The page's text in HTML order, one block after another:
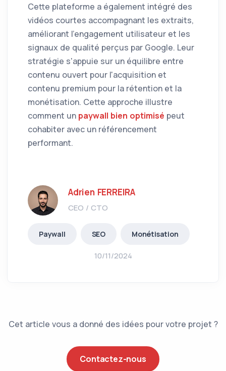
Cette plateforme a également intégré des
vidéos courtes accompagnant les extraits,
améliorant l'engagement utilisateur et les
signaux de qualité perçus par Google. Leur
stratégie s'appuie sur un équilibre entre
contenu ouvert pour l'acquisition et
contenu premium pour la rétention et la
monétisation. Cette approche illustre
comment un paywall bien optimisé peut
cohabiter avec un référencement
performant.
Adrien FERREIRA
CEO / CTO
Paywall SEO Monétisation
10/11/2024
Cet article vous a donné des idées pour votre projet ?
Contactez-nous